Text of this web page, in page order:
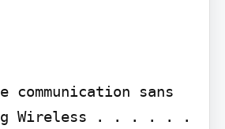
communication sans
Wireless . . . . . .